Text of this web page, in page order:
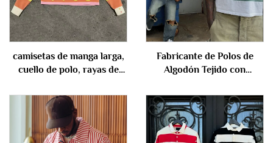
camisetas de manga larga,
cuello de polo, rayas de
cortas, con impresión
digital personalizada, 2025,
para hombre
Fabricante de Polos de
Algodón Tejido con
Corta, con Logotipo
Bordado Personalizado
para Hombres